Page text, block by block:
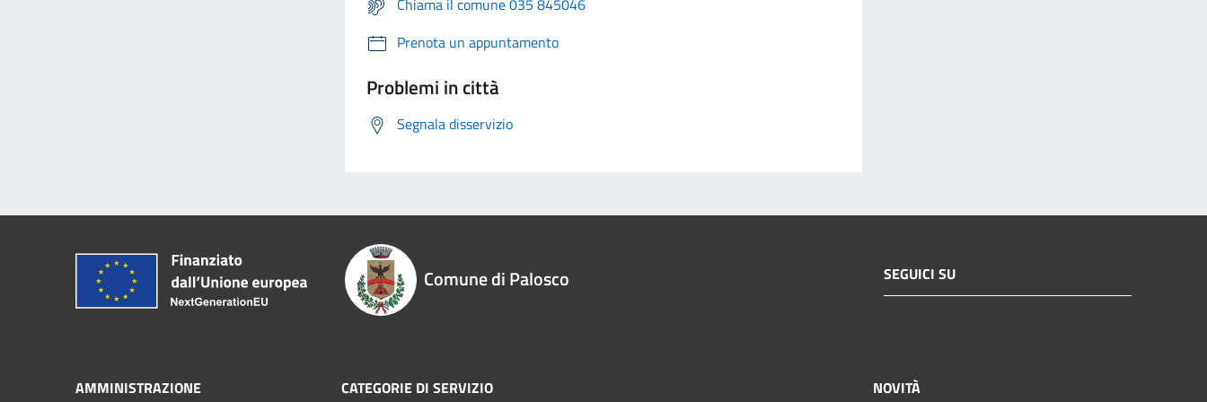
Prenota un appuntamento
Problemi in città
Segnala disservizio
Comune di Palosco SEGUICI SU
AMMINISTRAZIONE CATEGORIE DI SERVIZIO NOVITÀ